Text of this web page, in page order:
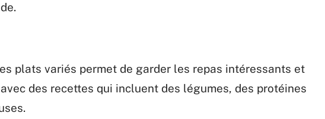
plats variés permet de garder les repas intéressants et
des recettes qui incluent des légumes, des protéines